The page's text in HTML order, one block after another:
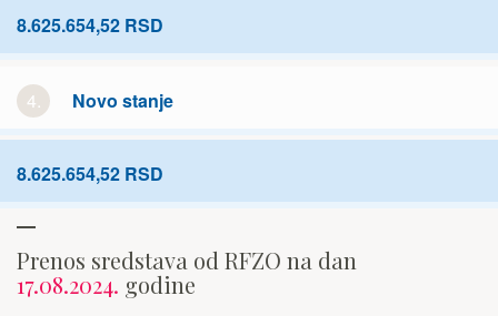
8.625.654,52 RSD
4. Novo stanje
8.625.654,52 RSD
Prenos sredstava od RFZO na dan
17.08.2024. godine